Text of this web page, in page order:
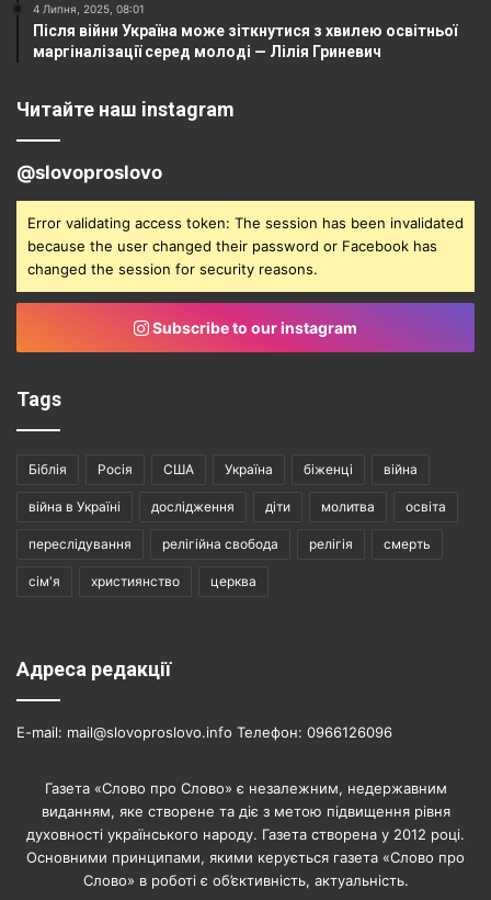
4 Липня, 2025, 08:01
Після війни Україна може зіткнутися з хвилею освітньої
маргіналізації серед молоді — Лілія Гриневич
Читайте наш instagram
@slovoproslovo
Error validating access token: The session has been invalidated
because the user changed their password or Facebook has
changed the session for security reasons.
Subscribe to our instagram
Tags
Біблія Росія США Україна біженці війна
війна в Україні дослідження діти молитва освіта
переслідування релігійна свобода релігія смерть
сім'я християнство церква
Адреса редакції
E-mail: mail@slovoproslovo.info Телефон: 0966126096
Газета «Слово про Слово» є незалежним, недержавним
виданням, яке створене та діє з метою підвищення рівня
духовності українського народу. Газета створена у 2012 році.
Основними принципами, якими керується газета «Слово про
Слово» в роботі є об’єктивність, актуальність.